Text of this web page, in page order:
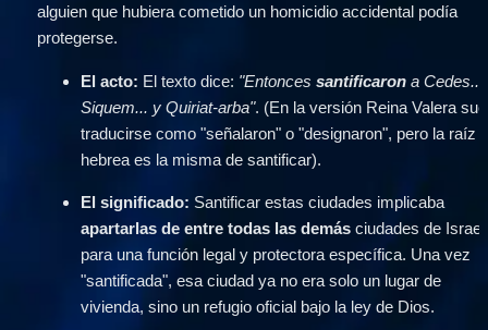
alguien que hubiera cometido un homicidio accidental podía
protegerse.
El acto: El texto dice: "Entonces santificaron a Cedes...
Siquem... y Quiriat-arba". (En la versión Reina Valera
traducirse como "señalaron" o "designaron", pero la raíz
hebrea es la misma de santificar).
El significado:
apartarlas de entre todas las demás ciudades de Israel
para una función legal y protectora específica. Una vez
"santificada", esa ciudad ya no era solo un lugar de
vivienda, sino un refugio oficial bajo la ley de Dios.